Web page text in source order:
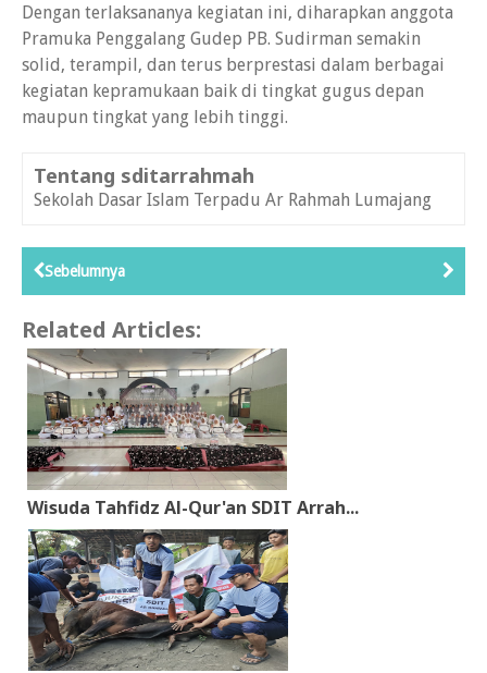
Dengan terlaksananya kegiatan ini, diharapkan anggota
Pramuka Penggalang Gudep PB. Sudirman semakin
solid, terampil, dan terus berprestasi dalam berbagai
kegiatan kepramukaan baik di tingkat gugus depan
maupun tingkat yang lebih tinggi.
Tentang sditarrahmah
Sekolah Dasar Islam Terpadu Ar Rahmah Lumajang
Sebelumnya
Related Articles:
Wisuda Tahfidz Al-Qur'an SDIT Arrah...